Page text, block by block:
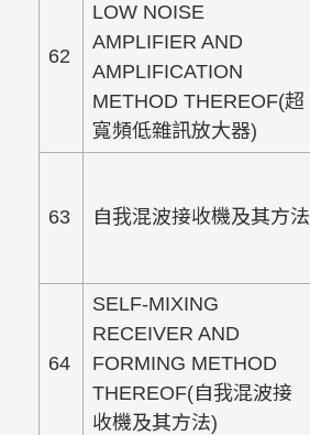
62
LOW NOISE
AMPLIFIER AND
AMPLIFICATION
METHOD THEREOF(超
寬頻低雜訊放大器)
63 自我混波接收機及其方法
64
SELF-MIXING
RECEIVER AND
FORMING METHOD
THEREOF(自我混波接
收機及其方法)